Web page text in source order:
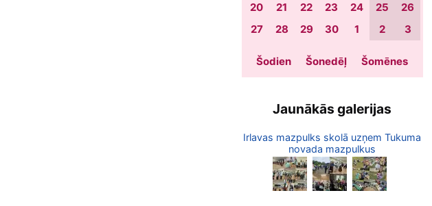
20
21 22 23 24 25
26
27
28 29 30 1 2 3
Šodien Šonedēļ Šomēnes
Jaunākās galerijas
Irlavas mazpulks skolā uzņem Tukuma
novada mazpulkus